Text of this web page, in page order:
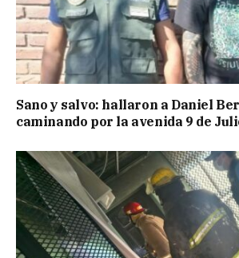
Sano y salvo: hallaron a Daniel
caminando por la avenida 9 de